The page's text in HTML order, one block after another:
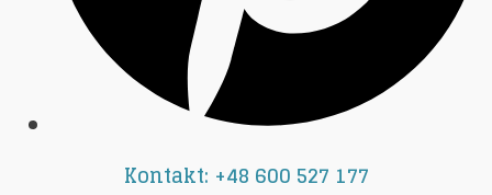
Kontakt: +48 600 527 177